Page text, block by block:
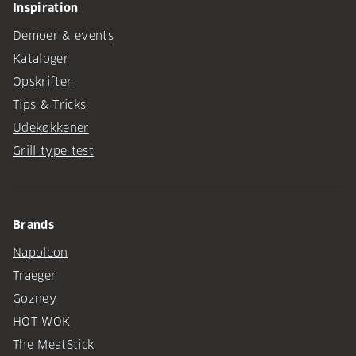
Inspiration
Demoer & events
Kataloger
Opskrifter
Tips & Tricks
Udekøkkener
Grill type test
Brands
Napoleon
Traeger
Gozney
HOT WOK
The MeatStick